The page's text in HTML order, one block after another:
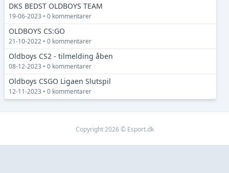
DKS BEDST OLDBOYS TEAM
19-06-2023 • 0 kommentarer
OLDBOYS CS:GO
21-10-2022 • 0 kommentarer
Oldboys CS2 - tilmelding åben
08-12-2023 • 0 kommentarer
Oldboys CSGO Ligaen Slutspil
12-11-2023 • 0 kommentarer
Copyright 2026 © Esport.dk